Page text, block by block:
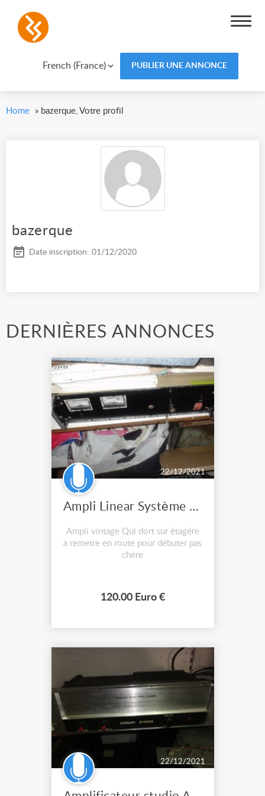
French (France) PUBLIER UNE ANNONCE
Home » bazerque, Votre profil
bazerque
Date inscription: 01/12/2020
DERNIÈRES ANNONCES
22/12/2021
Ampli Linear Système 2x250w
Ampli vintage Qui dort sur étagère
a remetre en route pour débuter pas
chère
120.00 Euro €
22/12/2021